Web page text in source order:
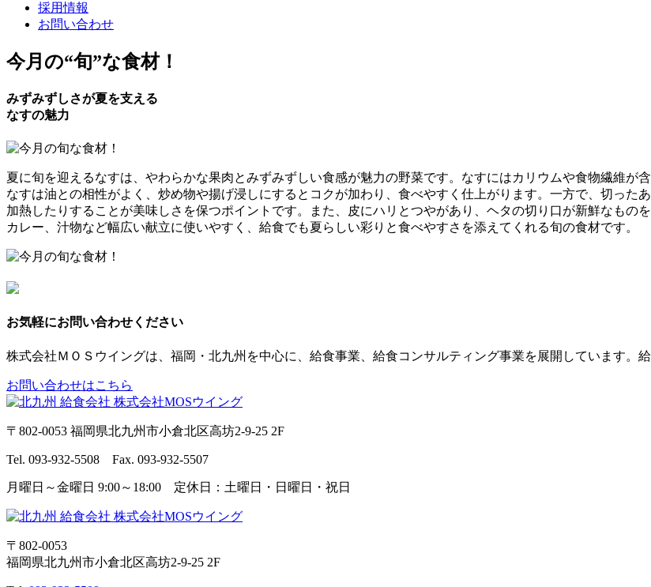
採用情報
お問い合わせ
今月の“旬”な食材！
みずみずしさが夏を支える
なすの魅力
夏に旬を迎えるなすは、やわらかな果肉とみずみずしい食感が魅力の野菜です。なすにはカリウムや食物繊維が
なすは油との相性がよく、炒め物や揚げ浸しにするとコクが加わり、食べやすく仕上がります。一方で、切った
加熱したりすることが美味しさを保つポイントです。また、皮にハリとつやがあり、ヘタの切り口が新鮮なもの
カレー、汁物など幅広い献立に使いやすく、給食でも夏らしい彩りと食べやすさを添えてくれる旬の食材です。
お気軽にお問い合わせください
株式会社ＭＯＳウイングは、福岡・北九州を中心に、給食事業、給食コンサルティング事業を展開しています。
お問い合わせはこちら
〒802-0053 福岡県北九州市小倉北区高坊2-9-25 2F
Tel. 093-932-5508 Fax. 093-932-5507
月曜日～金曜日 9:00～18:00 定休日：土曜日・日曜日・祝日
〒802-0053
福岡県北九州市小倉北区高坊2-9-25 2F